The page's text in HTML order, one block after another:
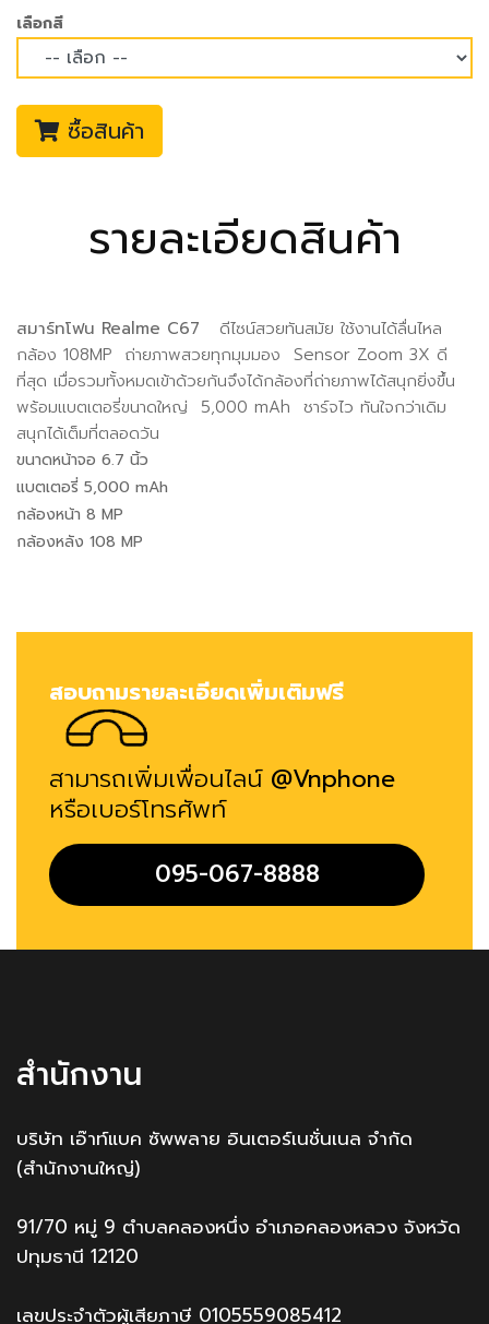
เลือกสี
ซื้อสินค้า
รายละเอียดสินค้า
สมาร์ทโฟน Realme C67
ดีไซน์สวยทันสมัย ใช้งานได้ลื่นไหล
กล้อง 108MP ถ่ายภาพสวยทุกมุมมอง Sensor Zoom 3X ดี
ที่สุด เมื่อรวมทั้งหมดเข้าด้วยกันจึงได้กล้องที่ถ่ายภาพได้สนุกยิ่งขึ้น
พร้อมแบตเตอรี่ขนาดใหญ่ 5,000 mAh ชาร์จไว ทันใจกว่าเดิม
สนุกได้เต็มที่ตลอดวัน
ขนาดหน้าจอ 6.7 นิ้ว
แบตเตอรี่ 5,000 mAh
กล้องหน้า 8 MP
กล้องหลัง 108 MP
สอบถามรายละเอียดเพิ่มเติมฟรี
สามารถเพิ่มเพื่อนไลน์ @Vnphone
หรือเบอร์โทรศัพท์
095-067-8888
สำนักงาน
บริษัท เอ๊าท์แบค ซัพพลาย อินเตอร์เนชั่นเนล จำกัด
(สำนักงานใหญ่)
91/70 หมู่ 9 ตำบลคลองหนึ่ง อำเภอคลองหลวง จังหวัด
ปทุมธานี 12120
เลขประจำตัวผู้เสียภาษี 0105559085412